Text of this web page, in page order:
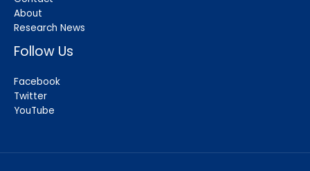
About
Research News
Follow Us
Facebook
Twitter
YouTube